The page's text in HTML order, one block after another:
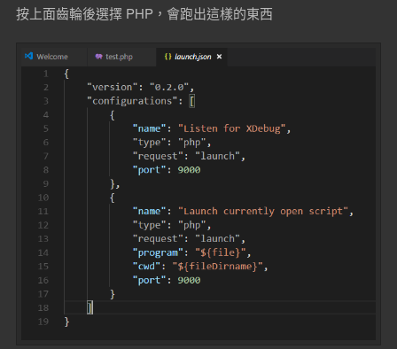
按上面齒輪後選擇 PHP，會跑出這樣的東西